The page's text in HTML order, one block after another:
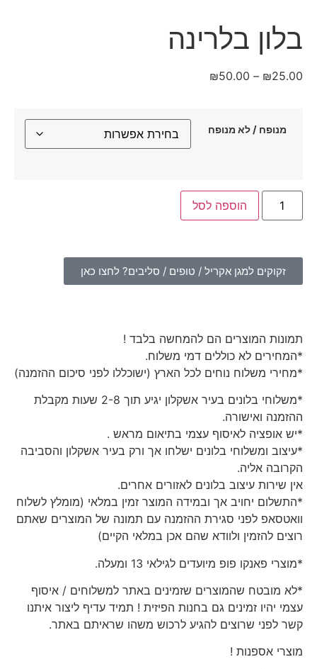
בלון בלרינה
₪25.00
–
₪50.00
מנופח / לא מנופח
הוספה לסל
זקוקים למגן אקריל / טופים / סליבים? לחצו כאן
תמונות המוצרים הם להמחשה בלבד !
*המחירים לא כוללים דמי משלוח.
*מחירי משלוח נוחים לכל הארץ (ישוכללו לפני סיכום ההזמנה)
*משלוחי בלונים בעיר אשקלון יגיע תוך 2-8 שעות מקבלת
ההזמנה ואישורה.
*יש אופציה לאיסוף עצמי בתיאום מראש .
*עיצוב ומשלוחי בלונים ישלחו אך ורק בעיר אשקלון והסביבה
הקרובה אליה.
אין שירות עיצוב בלונים לאזורים אחרים.
*התשלום יחויב אך ובמידה המוצר זמין במלאי (מומלץ לשלוח
וואטסאפ לפני סגירת ההזמנה עם תמונה של המוצרים שאתם
רוצים להזמין ולוודא שהם אכן במלאי הקיים)
*מוצרי פאנקו פופ מיועדים לגילאי 13 ומעלה.
*לא מובטח שהמוצרים שזמינים באתר למשלוחים / איסוף
עצמי יהיו זמינים גם בחנות הפיזית ! תמיד עדיף ליצור איתנו
קשר לפני שרוצים להגיע לרכוש משהו שראיתם באתר.
מוצרי אספנות !